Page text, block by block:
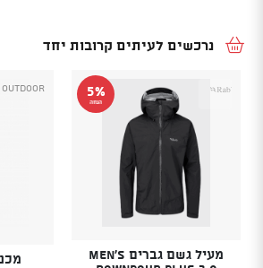
נרכשים לעיתים קרובות יחד
5%
הנחה
מעיל גשם גברים Men's
Outdoor